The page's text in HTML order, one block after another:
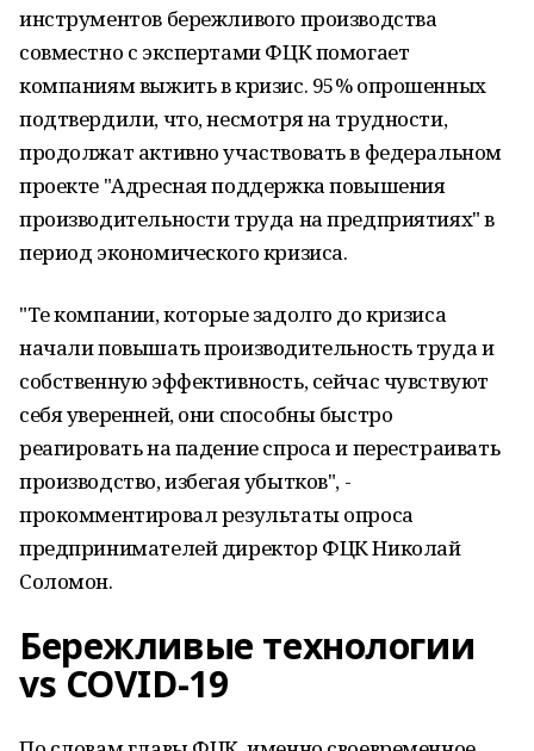
инструментов бережливого производства
совместно с экспертами ФЦК помогает
компаниям выжить в кризис. 95% опрошенных
подтвердили, что, несмотря на трудности,
продолжат активно участвовать в федеральном
проекте "Адресная поддержка повышения
производительности труда на предприятиях" в
период экономического кризиса.
"Те компании, которые задолго до кризиса
начали повышать производительность труда и
собственную эффективность, сейчас чувствуют
себя уверенней, они способны быстро
реагировать на падение спроса и перестраивать
производство, избегая убытков", -
прокомментировал результаты опроса
предпринимателей директор ФЦК Николай
Соломон.
Бережливые технологии
vs COVID-19